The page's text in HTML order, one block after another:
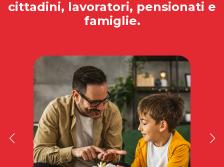
cittadini, lavoratori, pensionati e
famiglie.